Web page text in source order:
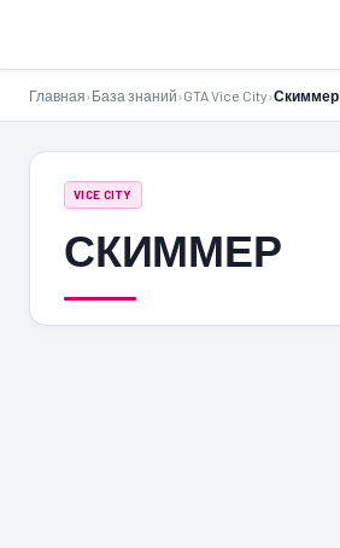
Главная›База знаний›GTA Vice City›Скиммер
VICE CITY
СКИММЕР